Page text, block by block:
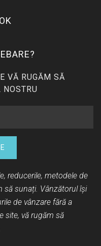
VĂ RUGĂM SĂ
NOSTRU
reducerile, metodele de
să sunați. Vânzătorul își
de vânzare fără a
site, vă rugăm să